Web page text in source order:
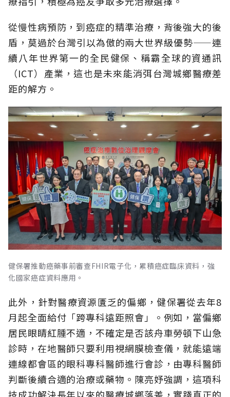
從慢性病預防，到癌症的精準治療，背後強大的後
盾，莫過於台灣引以為傲的兩大世界級優勢——連
續八年世界第一的全民健保、稱霸全球的資通訊
（ICT）產業，這也是未來能消弭台灣城鄉醫療差
距的解方。
健保署推動癌藥事前審查FHIR電子化，累積癌症臨床資料，強
化國家癌症資料應用。
此外，針對醫療資源匱乏的偏鄉，健保署從去年8
月起全面給付「跨專科遠距照會」。例如，當偏鄉
居民眼睛紅腫不適，不確定是否該舟車勞頓下山急
診時，在地醫師只要利用視網膜檢查儀，就能遠端
連線都會區的眼科專科醫師進行會診，由專科醫師
判斷後續合適的治療或藥物。陳亮妤強調，這項科
技成功解決長年以來的醫療城鄉落差，實踐真正的